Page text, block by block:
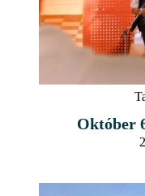
Október